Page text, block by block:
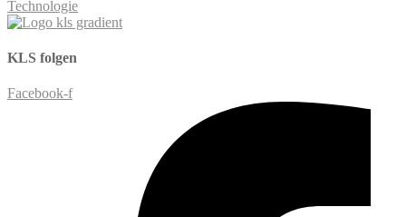
Technologie
KLS folgen
Facebook-f